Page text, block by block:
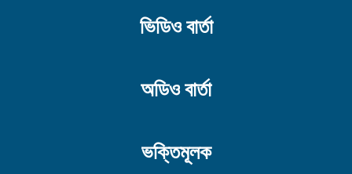
ভিডিও বার্তা
অডিও বার্তা
ভক্তিমূলক